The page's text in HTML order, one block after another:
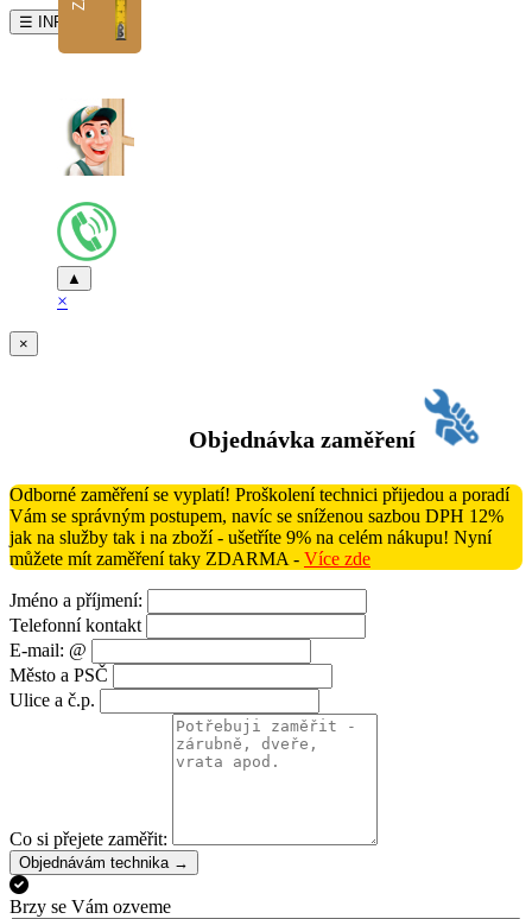
☰ INFO
▲
×
×
Objednávka zaměření
Odborné zaměření se vyplatí! Proškolení technici přijedou a poradí
Vám se správným postupem, navíc se sníženou sazbou DPH 12%
jak na služby tak i na zboží - ušetříte 9% na celém nákupu! Nyní
můžete mít zaměření taky ZDARMA - Více zde
Jméno a příjmení:
Telefonní kontakt
E-mail: @
Město a PSČ
Ulice a č.p.
Co si přejete zaměřit:
Objednávám technika →
Brzy se Vám ozveme